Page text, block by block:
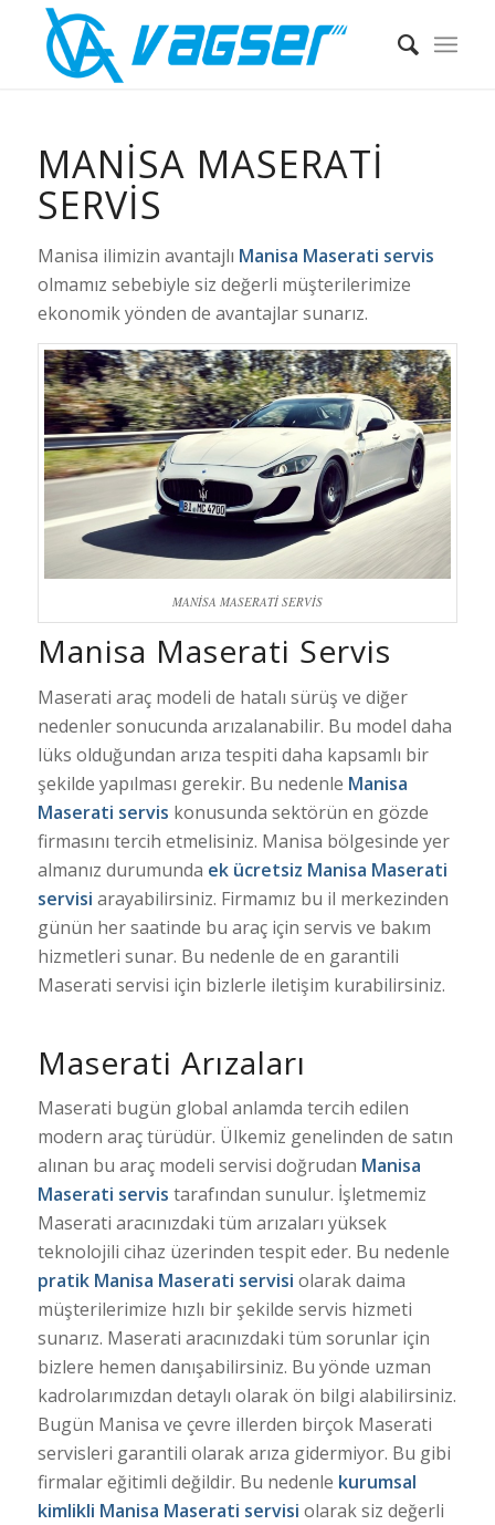
MANİSA MASERATİ
SERVİS
Manisa ilimizin avantajlı Manisa Maserati servis
olmamız sebebiyle siz değerli müşterilerimize
ekonomik yönden de avantajlar sunarız.
MANİSA MASERATİ SERVİS
Manisa Maserati Servis
Maserati araç modeli de hatalı sürüş ve diğer
nedenler sonucunda arızalanabilir. Bu model daha
lüks olduğundan arıza tespiti daha kapsamlı bir
şekilde yapılması gerekir. Bu nedenle Manisa
Maserati servis konusunda sektörün en gözde
firmasını tercih etmelisiniz. Manisa bölgesinde yer
almanız durumunda ek ücretsiz Manisa Maserati
servisi arayabilirsiniz. Firmamız bu il merkezinden
günün her saatinde bu araç için servis ve bakım
hizmetleri sunar. Bu nedenle de en garantili
Maserati servisi için bizlerle iletişim kurabilirsiniz.
Maserati Arızaları
Maserati bugün global anlamda tercih edilen
modern araç türüdür. Ülkemiz genelinden de satın
alınan bu araç modeli servisi doğrudan Manisa
Maserati servis tarafından sunulur. İşletmemiz
Maserati aracınızdaki tüm arızaları yüksek
teknolojili cihaz üzerinden tespit eder. Bu nedenle
pratik Manisa Maserati servisi olarak daima
müşterilerimize hızlı bir şekilde servis hizmeti
sunarız. Maserati aracınızdaki tüm sorunlar için
bizlere hemen danışabilirsiniz. Bu yönde uzman
kadrolarımızdan detaylı olarak ön bilgi alabilirsiniz.
Bugün Manisa ve çevre illerden birçok Maserati
servisleri garantili olarak arıza gidermiyor. Bu gibi
firmalar eğitimli değildir. Bu nedenle kurumsal
kimlikli Manisa Maserati servisi olarak siz değerli